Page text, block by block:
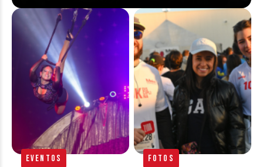
Eventos Fotos